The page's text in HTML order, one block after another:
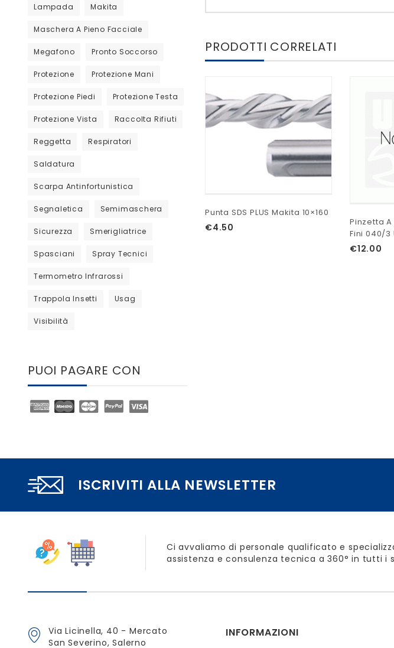
PRODOTTI CORRELATI
Punta SDS PLUS Makita 10×160
€4.50
Pinzetta
Fini 040/3
€12.00
Lampada Makita
Maschera A Pieno Facciale
Megafono Pronto Soccorso
Protezione Protezione Mani
Protezione Piedi Protezione Testa
Protezione Vista Raccolta Rifiuti
Reggetta Respiratori
Saldatura
Scarpa Antinfortunistica
Segnaletica Semimaschera
Sicurezza Smerigliatrice
Spasciani Spray Tecnici
Termometro Infrarossi
Trappola Insetti Usag
Visibilità
PUOI PAGARE CON
ISCRIVITI ALLA NEWSLETTER
Ci avvaliamo di personale qualificato e
assistenza e consulenza tecnica a 360° in tutti i
Via Licinella, 40 - Mercato
San Severino, Salerno
INFORMAZIONI